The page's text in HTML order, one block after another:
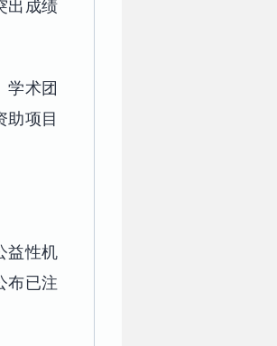
出成绩
学术团
助项目
益性机
布已注